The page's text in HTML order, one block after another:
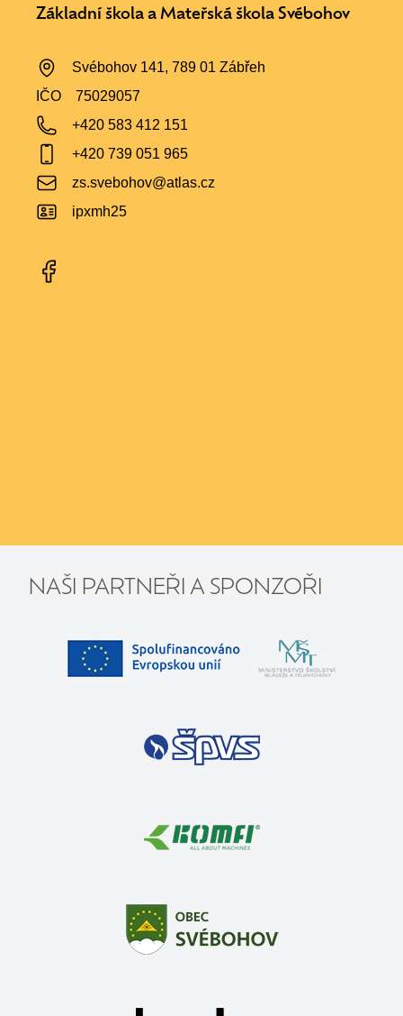
Základní škola a Mateřská škola Svébohov
Svébohov 141, 789 01 Zábřeh
IČO
75029057
+420 583 412 151
+420 739 051 965
zs.svebohov@atlas.cz
ipxmh25
NAŠI PARTNEŘI A SPONZOŘI